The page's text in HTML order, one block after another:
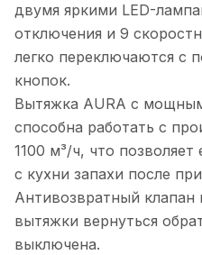
двумя яркими LED-
отключения и 9
легко переключаются с
кнопок.
Вытяжка AURA с
способна работать с
1100 м³/ч, что
с кухни запахи после
Антивозвратный клапан
вытяжки вернуться
выключена.